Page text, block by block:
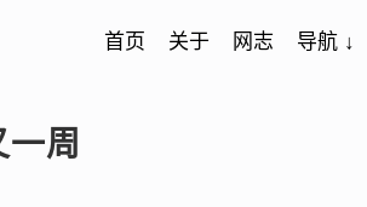
首页 关于 网志 导航 ↓
一周